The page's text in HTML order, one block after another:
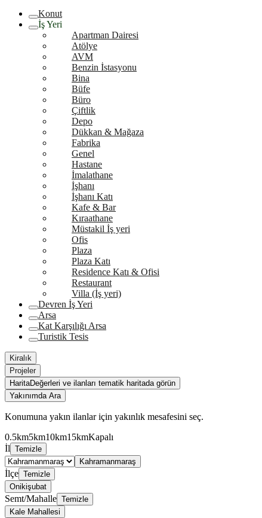
Konut
İş Yeri
Apartman Dairesi
Atölye
AVM
Benzin İstasyonu
Bina
Büfe
Büro
Çiftlik
Depo
Dükkan & Mağaza
Fabrika
Genel
Hastane
İmalathane
İşhanı
İşhanı Katı
Kafe & Bar
Kıraathane
Müstakil İş yeri
Ofis
Plaza
Plaza Katı
Residence Katı & Ofisi
Restaurant
Villa (İş yeri)
Devren İş Yeri
Arsa
Kat Karşılığı Arsa
Turistik Tesis
Kiralık
Projeler
HaritaDeğerleri ve ilanları tematik haritada görün
Yakınımda Ara
Konumuna yakın ilanlar için yakınlık mesafesini seç.
0.5km5km10km15kmKapalı
İl Temizle
Kahramanmaraş
İlçe Temizle
Onikişubat
Semt/Mahalle Temizle
Kale Mahallesi